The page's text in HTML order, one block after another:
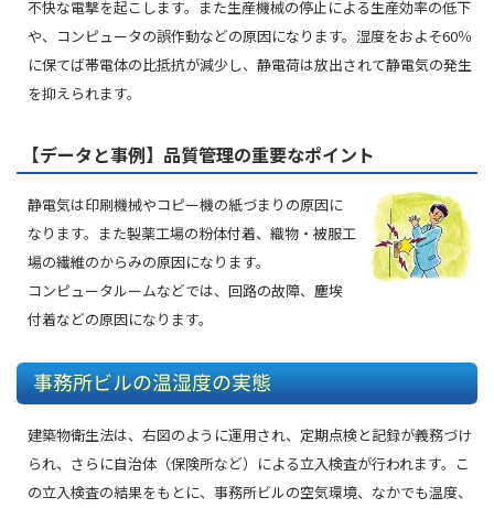
不快な電撃を起こします。また生産機械の停止による生産効率の低下
や、コンピュータの誤作動などの原因になります。湿度をおよそ60％
に保てば帯電体の比抵抗が減少し、静電荷は放出されて静電気の発生
を抑えられます。
【データと事例】品質管理の重要なポイント
静電気は印刷機械やコピー機の紙づまりの原因に
なります。また製薬工場の粉体付着、織物・被服工
場の繊維のからみの原因になります。
コンピュータルームなどでは、回路の故障、塵埃
付着などの原因になります。
事務所ビルの温湿度の実態
建築物衛生法は、右図のように運用され、定期点検と記録が義務づけ
られ、さらに自治体（保険所など）による立入検査が行われます。こ
の立入検査の結果をもとに、事務所ビルの空気環境、なかでも温度、